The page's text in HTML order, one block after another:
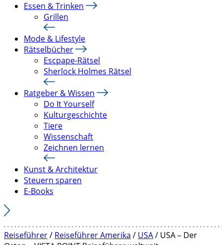
Essen & Trinken
Grillen
Mode & Lifestyle
Rätselbücher
Escpape-Rätsel
Sherlock Holmes Rätsel
Ratgeber & Wissen
Do It Yourself
Kulturgeschichte
Tiere
Wissenschaft
Zeichnen lernen
Kunst & Architektur
Steuern sparen
E-Books
Reiseführer/ Reiseführer Amerika / USA/ USA – Der